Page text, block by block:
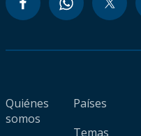
Quiénes
somos
Países
Temas